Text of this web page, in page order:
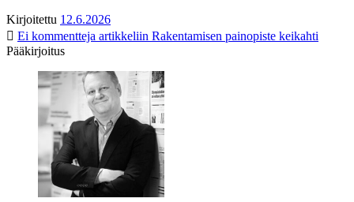
Kirjoitettu 12.6.2026
Ei kommentteja artikkeliin Rakentamisen painopiste keikahti
Pääkirjoitus